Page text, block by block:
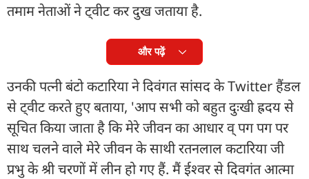
तमाम नेताओं ने ट्वीट कर दुख जताया है.
और पढ़ें
उनकी पत्नी बंटो कटारिया ने दिवंगत सांसद के Twitter हैंडल
से ट्वीट करते हुए बताया, 'आप सभी को बहुत दुःखी ह्रदय से
सूचित किया जाता है कि मेरे जीवन का आधार व् पग पग पर
साथ चलने वाले मेरे जीवन के साथी रतनलाल कटारिया जी
प्रभु के श्री चरणों में लीन हो गए हैं. मैं ईश्वर से दिवगंत आत्मा